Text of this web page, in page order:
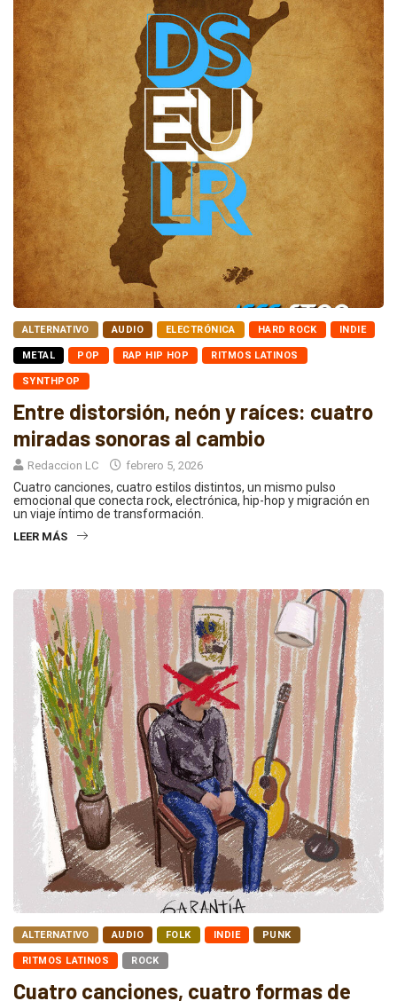
ALTERNATIVO AUDIO ELECTRÓNICA HARD ROCK INDIE
METAL POP RAP HIP HOP RITMOS LATINOS
SYNTHPOP
Entre distorsión, neón y raíces: cuatro
miradas sonoras al cambio
Redaccion LC febrero 5, 2026
Cuatro canciones, cuatro estilos distintos, un mismo pulso
emocional que conecta rock, electrónica, hip-hop y migración en
un viaje íntimo de transformación.
LEER MÁS
ALTERNATIVO AUDIO FOLK INDIE PUNK
RITMOS LATINOS ROCK
Cuatro canciones, cuatro formas de